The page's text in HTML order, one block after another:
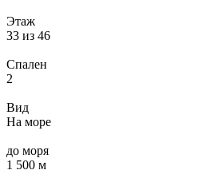
Этаж
33 из 46
Спален
2
Вид
На море
до моря
1 500 м